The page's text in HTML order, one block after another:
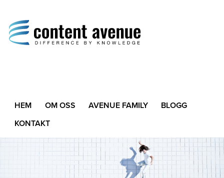
Difference by Knowledge
HEM OM OSS AVENUE FAMILY
BLOGG
KONTAKT